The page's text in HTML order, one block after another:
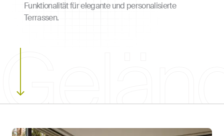
Funktionalität für elegante und personalisierte
Terrassen.